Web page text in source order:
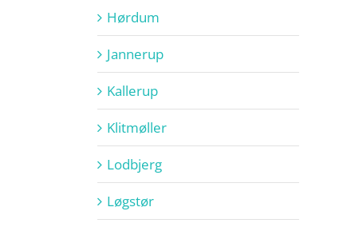
Hørdum
Jannerup
Kallerup
Klitmøller
Lodbjerg
Løgstør